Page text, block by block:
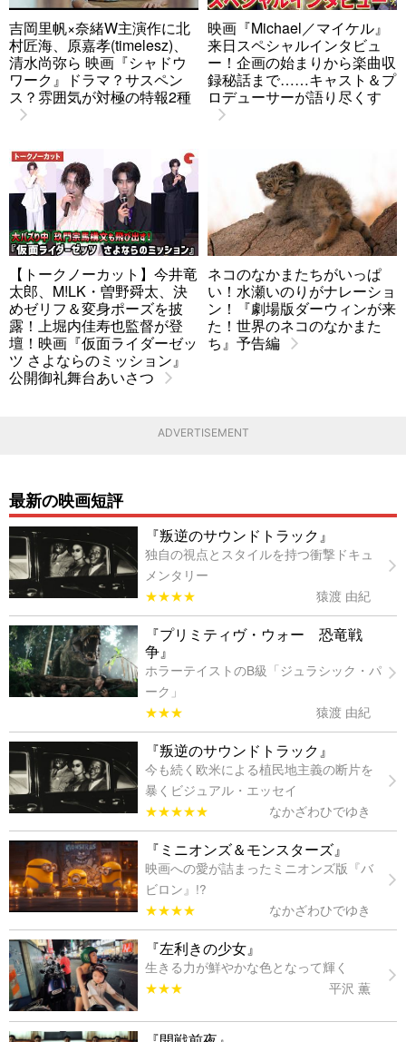
吉岡里帆×奈緒W主演作に北
村匠海、原嘉孝(timelesz)、
清水尚弥ら 映画『シャドウ
ワーク』ドラマ？サスペン
ス？雰囲気が対極の特報2種
映画『Michael／マイケル』
来日スペシャルインタビュ
ー！企画の始まりから楽曲収
録秘話まで……キャスト＆プ
ロデューサーが語り尽くす
【トークノーカット】今井竜
太郎、M!LK・曽野舜太、決
めゼリフ＆変身ポーズを披
露！上堀内佳寿也監督が登
壇！映画『仮面ライダーゼッ
ツ さよならのミッション』
公開御礼舞台あいさつ
ネコのなかまたちがいっぱ
い！水瀬いのりがナレーショ
ン！『劇場版ダーウィンが来
た！世界のネコのなかまた
ち』予告編
ADVERTISEMENT
最新の映画短評
『叛逆のサウンドトラック』
独自の視点とスタイルを持つ衝撃ドキュ
メンタリー
★★★★
猿渡 由紀
『プリミティヴ・ウォー 恐竜戦
争』
ホラーテイストのB級「ジュラシック・パ
ーク」
★★★
猿渡 由紀
『叛逆のサウンドトラック』
今も続く欧米による植民地主義の断片を
暴くビジュアル・エッセイ
★★★★★
なかざわひでゆき
『ミニオンズ＆モンスターズ』
映画への愛が詰まったミニオンズ版『バ
ビロン』!?
★★★★
なかざわひでゆき
『左利きの少女』
生きる力が鮮やかな色となって輝く
★★★
平沢 薫